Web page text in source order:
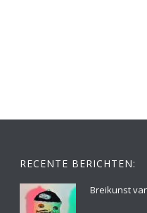
RECENTE BERICHTEN:
Breikunst